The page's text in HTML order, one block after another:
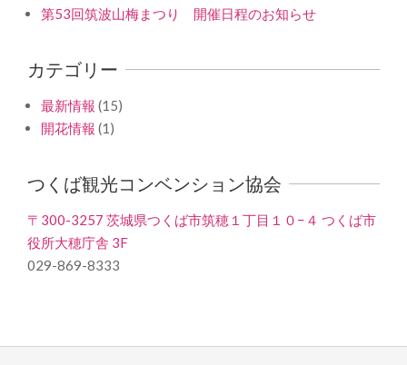
第53回筑波山梅まつり 開催日程のお知らせ
カテゴリー
最新情報 (15)
開花情報 (1)
つくば観光コンベンション協会
〒300-3257 茨城県つくば市筑穂１丁目１０−４ つくば市
役所大穂庁舎 3F
029-869-8333